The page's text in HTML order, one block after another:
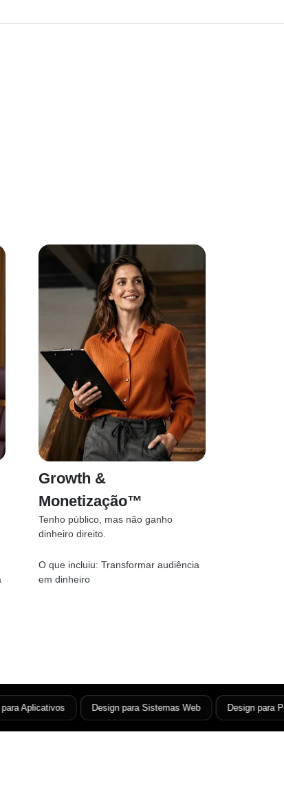
Growth &
Monetização™
Tenho público, mas não ganho
dinheiro direito.
O que incluiu: Transformar audiência
em dinheiro
Aplicativos Design para Sistemas Web Design para